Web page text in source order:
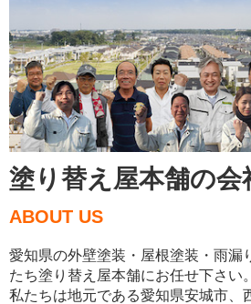
塗り替え屋本舗の会
ABOUT US
愛知県の外壁塗装・屋根塗装・雨漏
たち塗り替え屋本舗にお任せ下さい。
私たちは地元である愛知県安城市、